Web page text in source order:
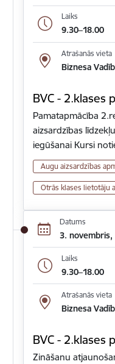
Laiks
9.30–18.00
Atrašanās vieta
Biznesa
BVC - 2.klases
Pamatapmācība
aizsardzības
iegūšanai Kursi
Augu aizsardzības
Otrās klases lietotāju
Datums
3. novembris,
Laiks
9.30–18.00
Atrašanās vieta
Biznesa
BVC - 2.klases
Zināšanu